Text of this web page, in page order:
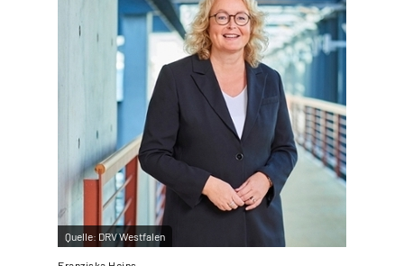
Mein Kundenportal
Quelle: DRV Westfalen